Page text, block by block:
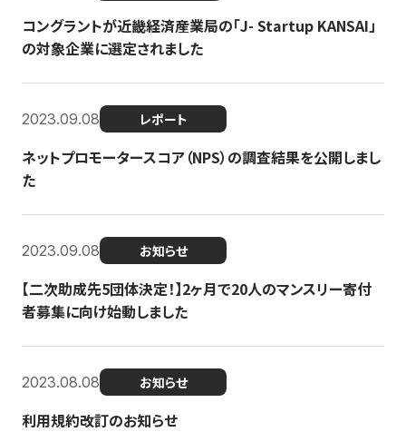
コングラントが近畿経済産業局の「J- Startup KANSAI」
の対象企業に選定されました
2023.09.08 レポート
ネットプロモータースコア（NPS）の調査結果を公開しまし
た
2023.09.08 お知らせ
【二次助成先5団体決定！】2ヶ月で20人のマンスリー寄付
者募集に向け始動しました
2023.08.08 お知らせ
利用規約改訂のお知らせ